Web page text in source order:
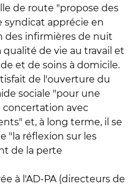
de route "propose des
syndicat apprécie en
des infirmières de nuit
qualité de vie au travail et
et de soins à domicile.
de l'ouverture du
sociale "pour une
concertation avec
et, à long terme, il se
"la réflexion sur les
de la perte
à l'AD-PA(directeurs de